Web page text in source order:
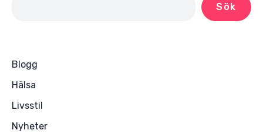
Sök
Blogg
Hälsa
Livsstil
Nyheter